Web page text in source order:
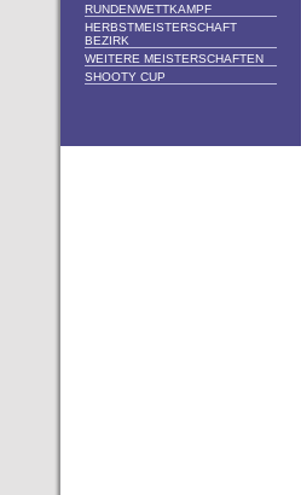
RUNDENWETTKAMPF
HERBSTMEISTERSCHAFT
BEZIRK
WEITERE MEISTERSCHAFTEN
SHOOTY CUP